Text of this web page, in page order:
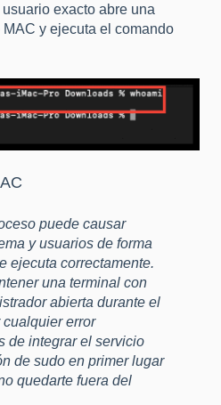
exacto abre una
y ejecuta el comando
puede causar
y usuarios de forma
ejecuta correctamente.
una terminal con
abierta durante el
error
de integrar el servicio
de sudo en primer lugar
quedarte fuera del